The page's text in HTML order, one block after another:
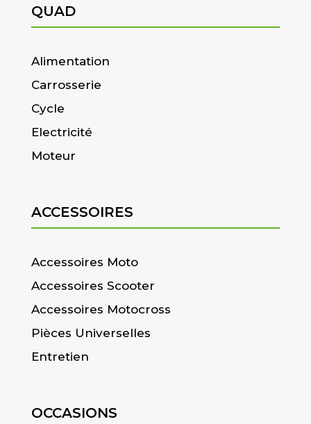
QUAD
Alimentation
Carrosserie
Cycle
Electricité
Moteur
ACCESSOIRES
Accessoires Moto
Accessoires Scooter
Accessoires Motocross
Pièces Universelles
Entretien
OCCASIONS